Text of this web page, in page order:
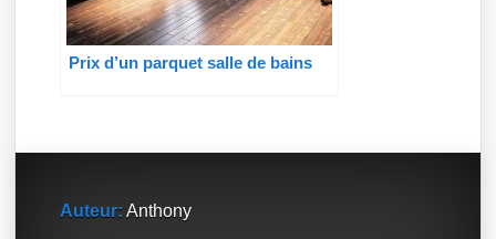
Prix d’un parquet salle de bains
Auteur: Anthony